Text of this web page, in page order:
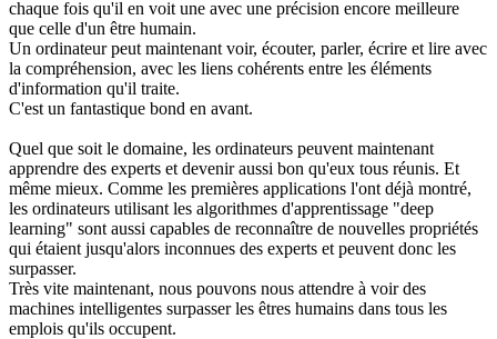
chaque fois qu'il en voit une avec une précision encore meilleure
que celle d'un être humain.
Un ordinateur peut maintenant voir, écouter, parler, écrire et lire avec
la compréhension, avec les liens cohérents entre les éléments
d'information qu'il traite.
C'est un fantastique bond en avant.
Quel que soit le domaine, les ordinateurs peuvent maintenant
apprendre des experts et devenir aussi bon qu'eux tous réunis. Et
même mieux. Comme les premières applications l'ont déjà montré,
les ordinateurs utilisant les algorithmes d'apprentissage "deep
learning" sont aussi capables de reconnaître de nouvelles propriétés
qui étaient jusqu'alors inconnues des experts et peuvent donc les
surpasser.
Très vite maintenant, nous pouvons nous attendre à voir des
machines intelligentes surpasser les êtres humains dans tous les
emplois qu'ils occupent.